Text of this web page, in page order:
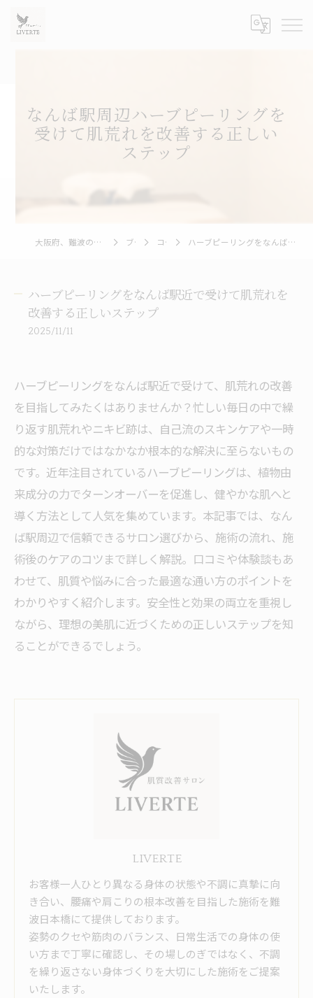
なんば駅周辺ハーブピーリングを
受けて肌荒れを改善する正しい
ステップ
大阪府、難波のハーブピーリングならLIVERTE ブログ コラム ハーブピーリングをなんば駅近で受けて肌荒れを改善する正しいステップ
ハーブピーリングをなんば駅近で受けて肌荒れを
改善する正しいステップ
2025/11/11
ハーブピーリングをなんば駅近で受けて、肌荒れの改善
を目指してみたくはありませんか？忙しい毎日の中で繰
り返す肌荒れやニキビ跡は、自己流のスキンケアや一時
的な対策だけではなかなか根本的な解決に至らないもの
です。近年注目されているハーブピーリングは、植物由
来成分の力でターンオーバーを促進し、健やかな肌へと
導く方法として人気を集めています。本記事では、なん
ば駅周辺で信頼できるサロン選びから、施術の流れ、施
術後のケアのコツまで詳しく解説。口コミや体験談もあ
わせて、肌質や悩みに合った最適な通い方のポイントを
わかりやすく紹介します。安全性と効果の両立を重視し
ながら、理想の美肌に近づくための正しいステップを知
ることができるでしょう。
LIVERTE
お客様一人ひとり異なる身体の状態や不調に真摯に向
き合い、腰痛や肩こりの根本改善を目指した施術を難
波日本橋にて提供しております。
姿勢のクセや筋肉のバランス、日常生活での身体の使
い方まで丁寧に確認し、その場しのぎではなく、不調
を繰り返さない身体づくりを大切にした施術をご提案
いたします。